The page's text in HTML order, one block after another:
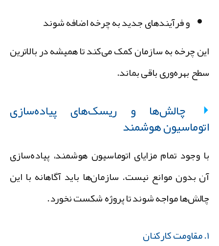
و فرآیندهای جدید به چرخه اضافه شوند
چرخه به سازمان کمک می‌کند تا همیشه در بالاترین
بهره‌وری باقی بماند.
چالش‌ها و ریسک‌های پیاده‌سازی
هوشمند
وجود تمام مزایای اتوماسیون هوشمند، پیاده‌سازی
بدون موانع نیست. سازمان‌ها باید آگاهانه با این
مواجه شوند تا پروژه شکست نخورد.